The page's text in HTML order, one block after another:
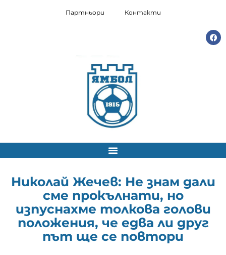
Партньори Контакти
Николай Жечев: Не знам дали
сме прокълнати, но
изпуснахме толкова голови
положения, че едва ли друг
път ще се повтори